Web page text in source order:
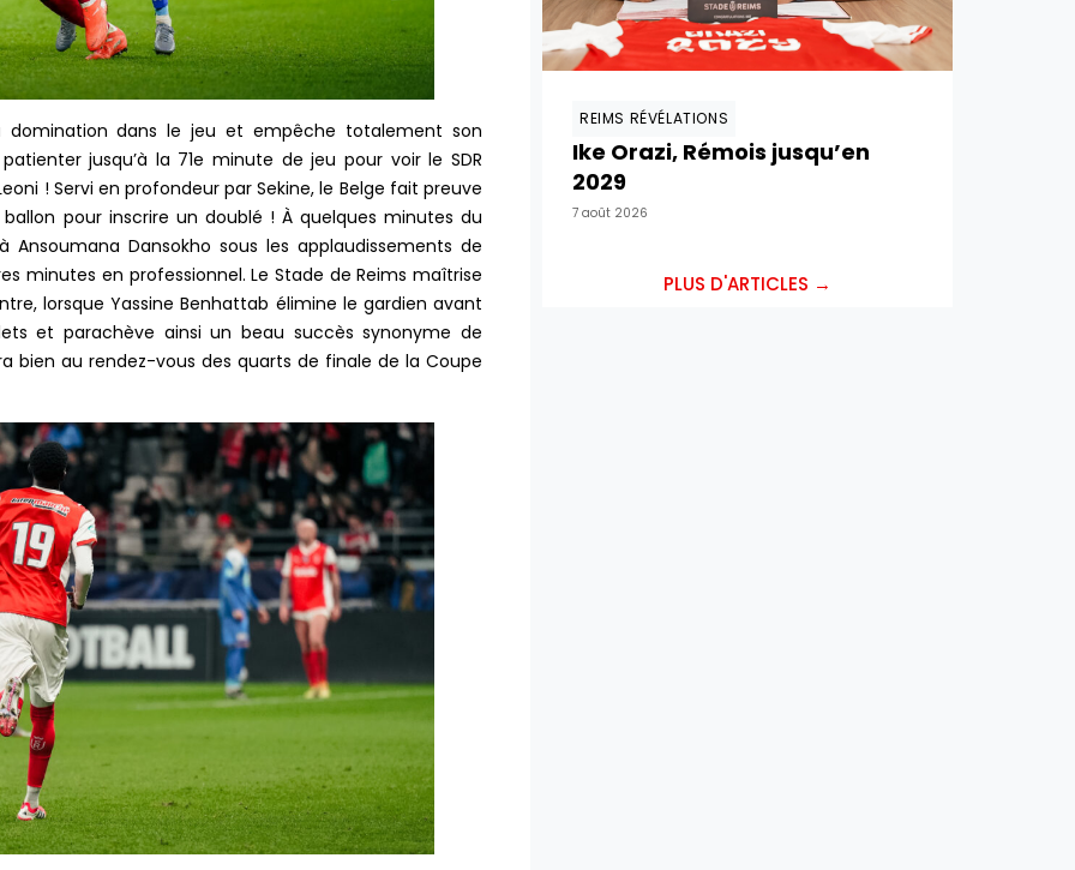
domination dans le jeu et empêche totalement son
jusqu’à la 71e minute de jeu pour voir le SDR
! Servi en profondeur par Sekine, le Belge fait preuve
pour inscrire un doublé ! À quelques minutes du
Dansokho sous les applaudissements de
minutes en professionnel. Le Stade de Reims maîtrise
lorsque Yassine Benhattab élimine le gardien avant
et parachève ainsi un beau succès synonyme de
bien au rendez-vous des quarts de finale de la Coupe
REIMS RÉVÉLATIONS
Ike Orazi, Rémois jusqu’en
2029
7 août 2026
PLUS D'ARTICLES →